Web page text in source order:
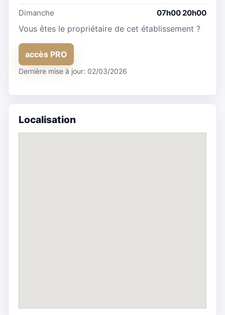
Dimanche
07h00 20h00
Vous êtes le propriétaire de cet établissement ?
accès PRO
Dernière mise à jour: 02/03/2026
Localisation